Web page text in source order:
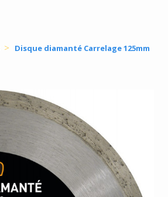
Disque diamanté Carrelage 125mm